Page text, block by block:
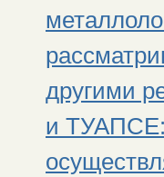
другими
и ТУАПСЕ: